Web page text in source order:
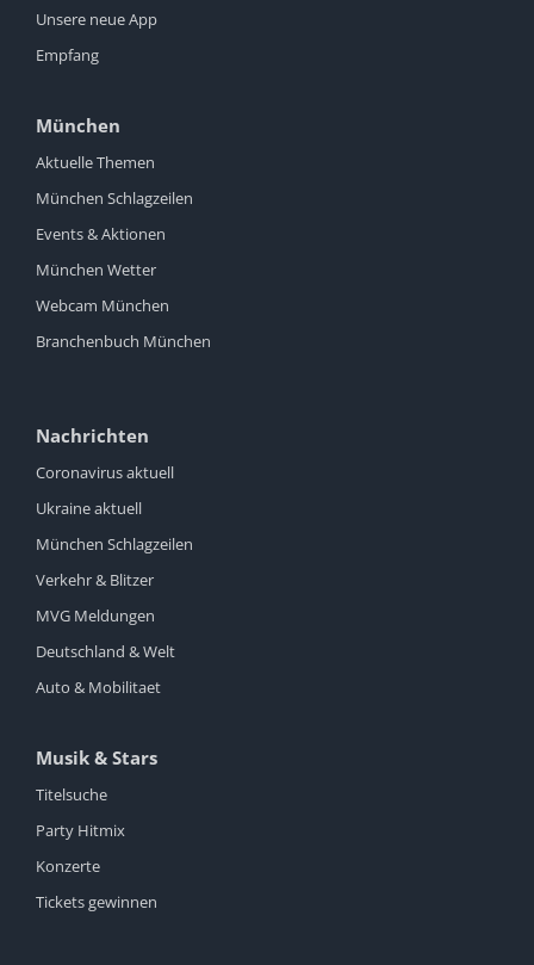
Unsere neue App
Empfang
München
Aktuelle Themen
München Schlagzeilen
Events & Aktionen
München Wetter
Webcam München
Branchenbuch München
Nachrichten
Coronavirus aktuell
Ukraine aktuell
München Schlagzeilen
Verkehr & Blitzer
MVG Meldungen
Deutschland & Welt
Auto & Mobilitaet
Musik & Stars
Titelsuche
Party Hitmix
Konzerte
Tickets gewinnen